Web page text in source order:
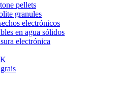
pellets
granules
electrónicos
en agua sólidos
electrónica